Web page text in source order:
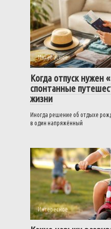
Интересное
Когда отпуск нужен
спонтанные
жизни
Иногда решение об отдыхе
в один напряжённый
Интересное